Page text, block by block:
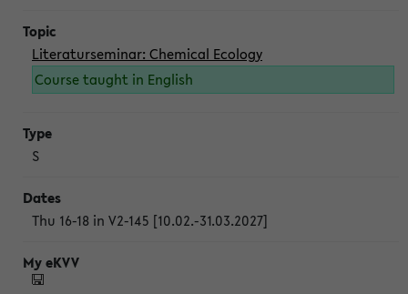
Literaturseminar: Chemical Ecology
Course taught in English
S
Thu 16-18 in V2-145 [10.02.-31.03.2027]